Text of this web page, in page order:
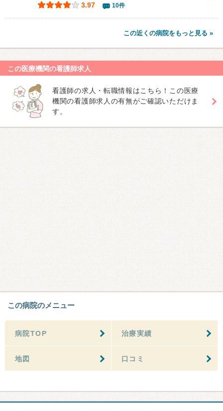
3.97 10件
この近くの病院をもっと見る »
この医療機関の看護師求人
看護師の求人・転職情報はこちら！この医療
機関の看護師求人の有無がご確認いただけま
す。
この病院のメニュー
病院TOP 治療実績
地図 口コミ